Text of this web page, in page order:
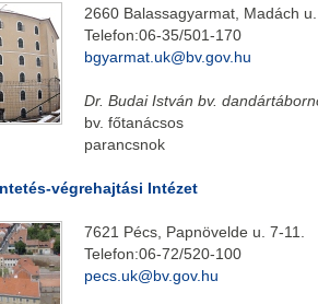
2660 Balassagyarmat, Madách u.
Telefon:06-35/501-170
bgyarmat.uk@bv.gov.hu
Dr. Budai István bv.
bv. főtanácsos
parancsnok
végrehajtási Intézet
7621 Pécs, Papnövelde u. 7-11.
Telefon:06-72/520-100
pecs.uk@bv.gov.hu